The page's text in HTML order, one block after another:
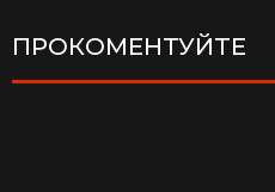
ПРОКОМЕНТУЙТЕ